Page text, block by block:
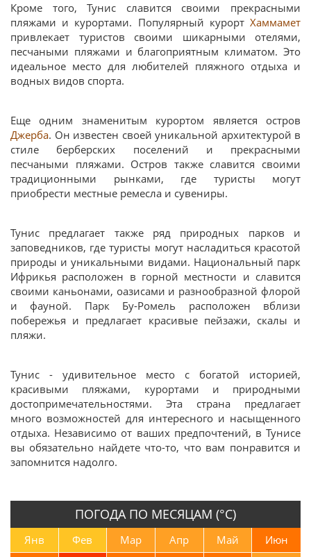
Кроме того, Тунис славится своими прекрасными
пляжами и курортами. Популярный курорт Хаммамет
привлекает туристов своими шикарными отелями,
песчаными пляжами и благоприятным климатом. Это
идеальное место для любителей пляжного отдыха и
водных видов спорта.
Еще одним знаменитым курортом является остров
Джерба. Он известен своей уникальной архитектурой в
стиле берберских поселений и прекрасными
песчаными пляжами. Остров также славится своими
традиционными рынками, где туристы могут
приобрести местные ремесла и сувениры.
Тунис предлагает также ряд природных парков и
заповедников, где туристы могут насладиться красотой
природы и уникальными видами. Национальный парк
Ифрикья расположен в горной местности и славится
своими каньонами, оазисами и разнообразной флорой
и фауной. Парк Бу-Ромель расположен вблизи
побережья и предлагает красивые пейзажи, скалы и
пляжи.
Тунис - удивительное место с богатой историей,
красивыми пляжами, курортами и природными
достопримечательностями. Эта страна предлагает
много возможностей для интересного и насыщенного
отдыха. Независимо от ваших предпочтений, в Тунисе
вы обязательно найдете что-то, что вам понравится и
запомнится надолго.
ПОГОДА ПО МЕСЯЦАМ (°С)
Янв Фев Мар Апр Май
Июн